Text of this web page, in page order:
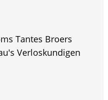
Tantes Broers
Verloskundigen